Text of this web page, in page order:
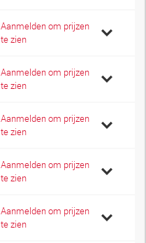
Aanmelden om prijzen
te zien
Aanmelden om prijzen
te zien
Aanmelden om prijzen
te zien
Aanmelden om prijzen
te zien
Aanmelden om prijzen
te zien